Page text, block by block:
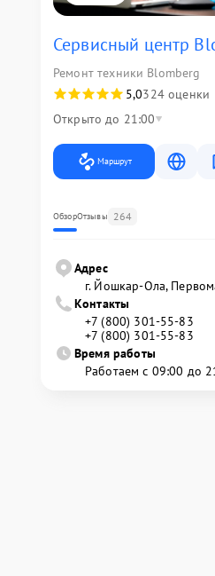
Сервисный центр
Ремонт техники Blomberg
5,0324 оценки
Открыто до 21:00
Маршрут
ОбзорОтзывы 264
Адрес
г. Йошкар-Ола,
Контакты
+7 (800) 301-55-83
+7 (800) 301-55-83
Время работы
Работаем с 09:00 до